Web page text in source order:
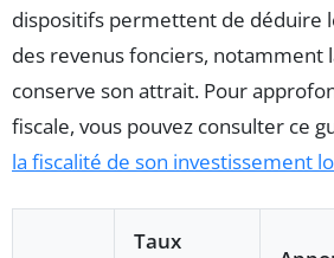
dispositifs permettent de déduire
des revenus fonciers, notamment
conserve son attrait. Pour
fiscale, vous pouvez consulter ce
la fiscalité de son investissement
Taux